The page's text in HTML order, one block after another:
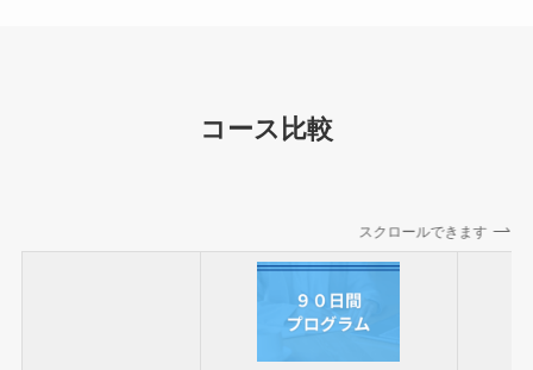
コース比較
スクロールできます